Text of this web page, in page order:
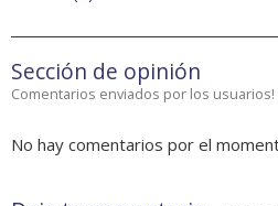
Sección de opinión
Comentarios enviados por los usuarios!
No hay comentarios por el